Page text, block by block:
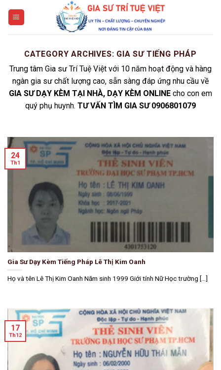
CATEGORY ARCHIVES: GIA SƯ TIẾNG PHÁP
Trung tâm Gia sư Trí Tuệ Việt với 10 năm hoạt động và hàng
ngàn gia sư chất lượng cao, sẵn sàng đáp ứng nhu cầu về
GIA SƯ DẠY KÈM TẠI NHÀ, DẠY KÈM ONLINE cho con em
quý phụ huynh. TƯ VẤN TÌM GIA SƯ 0906801079
Gia Sư Dạy Kèm Tiếng Pháp Lê Thị Kim Oanh
Họ và tên Lê Thị Kim Oanh Năm sinh 1999 Giới tính Nữ Học trường [...]
24
Th1
17
Th12